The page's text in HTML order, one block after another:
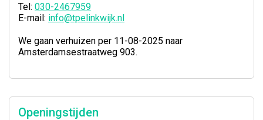
Tel: 030-2467959
E-mail: info@tpelinkwijk.nl
We gaan verhuizen per 11-08-2025 naar
Amsterdamsestraatweg 903.
Openingstijden